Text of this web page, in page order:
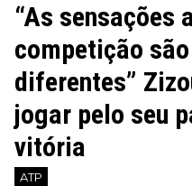
“As sensações
competição
diferentes”
jogar pelo seu
vitória
ATP